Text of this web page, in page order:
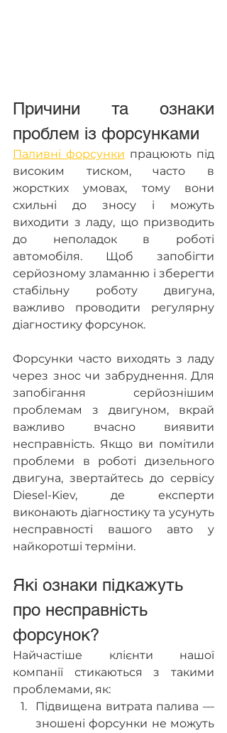
Причини та ознаки
проблем із форсунками
Паливні форсунки працюють під
високим тиском, часто в
жорстких умовах, тому вони
схильні до зносу і можуть
виходити з ладу, що призводить
до неполадок в роботі
автомобіля. Щоб запобігти
серйозному зламанню і зберегти
стабільну роботу двигуна,
важливо проводити регулярну
діагностику форсунок.
Форсунки часто виходять з ладу
через знос чи забруднення. Для
запобігання серйознішим
проблемам з двигуном, вкрай
важливо вчасно виявити
несправність. Якщо ви помітили
проблеми в роботі дизельного
двигуна, звертайтесь до сервісу
Diesel-Kiev, де експерти
виконають діагностику та усунуть
несправності вашого авто у
найкоротші терміни.
Які ознаки підкажуть
про несправність
форсунок?
Найчастіше клієнти нашої
компанії стикаються з такими
проблемами, як:
Підвищена витрата палива —
зношені форсунки не можуть